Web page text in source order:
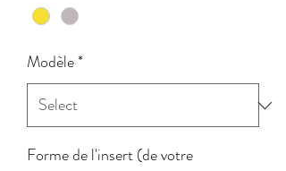
Modèle*
Forme de l'insert (de votre